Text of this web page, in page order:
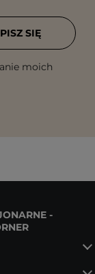
moich
SIĘ
-